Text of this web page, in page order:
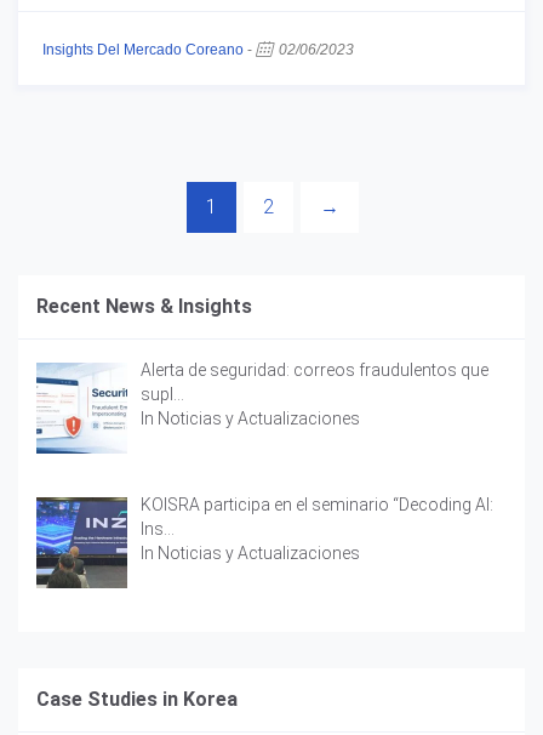
Insights Del Mercado Coreano - 02/06/2023
1 2 →
Recent News & Insights
Alerta de seguridad: correos fraudulentos que
supl…
In Noticias y Actualizaciones
KOISRA participa en el seminario “Decoding AI:
Ins…
In Noticias y Actualizaciones
Case Studies in Korea